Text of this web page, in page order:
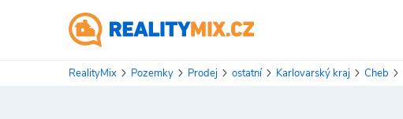
RealityMix Pozemky Prodej ostatní Karlovarský kraj Cheb